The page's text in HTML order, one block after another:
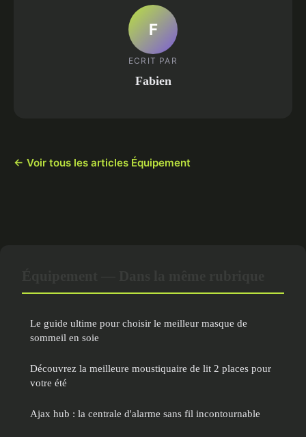
F
ECRIT PAR
Fabien
← Voir tous les articles Équipement
Le guide ultime pour choisir le meilleur masque de
sommeil en soie
Découvrez la meilleure moustiquaire de lit 2 places pour
votre été
Ajax hub : la centrale d'alarme sans fil incontournable